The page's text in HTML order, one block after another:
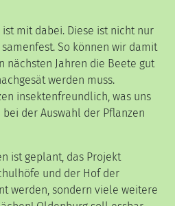
mit dabei. Diese ist nicht nur
So können wir damit
nächsten Jahren die Beete gut
werden muss.
insektenfreundlich, was uns
der Auswahl der Pflanzen
ist geplant, das Projekt
und der Hof der
werden, sondern viele weitere